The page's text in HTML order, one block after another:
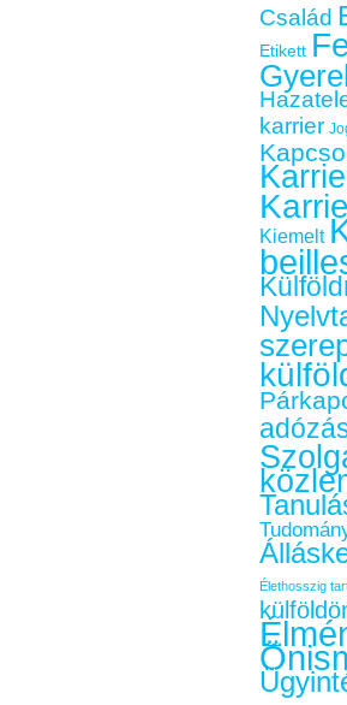
Család
Etikett
karrier
Kiemelt
Élethosszig